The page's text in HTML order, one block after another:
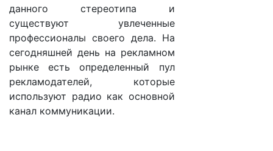
данного стереотипа и
существуют увлеченные
профессионалы своего дела. На
сегодняшней день на рекламном
рынке есть определенный пул
рекламодателей, которые
используют радио как основной
канал коммуникации.